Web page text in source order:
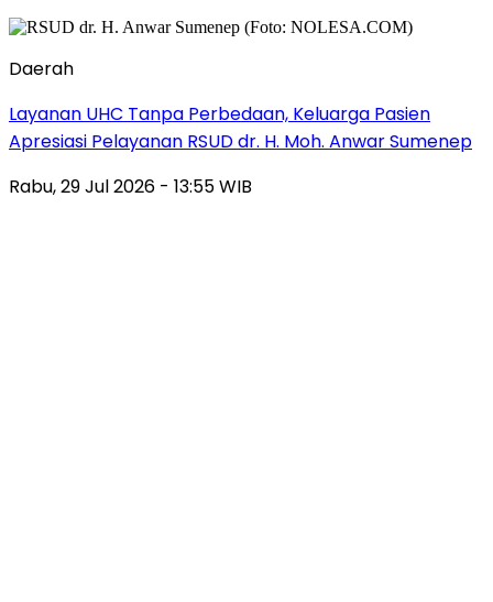
Daerah
Layanan UHC Tanpa Perbedaan, Keluarga Pasien
Apresiasi Pelayanan RSUD dr. H. Moh. Anwar Sumenep
Rabu, 29 Jul 2026 - 13:55 WIB